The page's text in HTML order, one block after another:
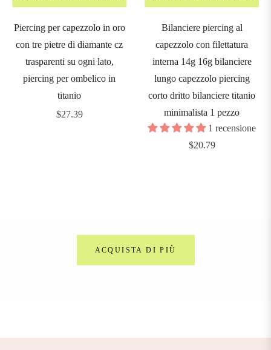
Piercing per capezzolo in oro
con tre pietre di diamante cz
trasparenti su ogni lato,
piercing per ombelico in
titanio
Prezzo
$27.39
Bilanciere piercing al
capezzolo con filettatura
interna 14g 16g bilanciere
lungo capezzolo piercing
corto dritto bilanciere titanio
minimalista 1 pezzo
1 recensione
Prezzo
$20.79
ACQUISTA DI PIÙ